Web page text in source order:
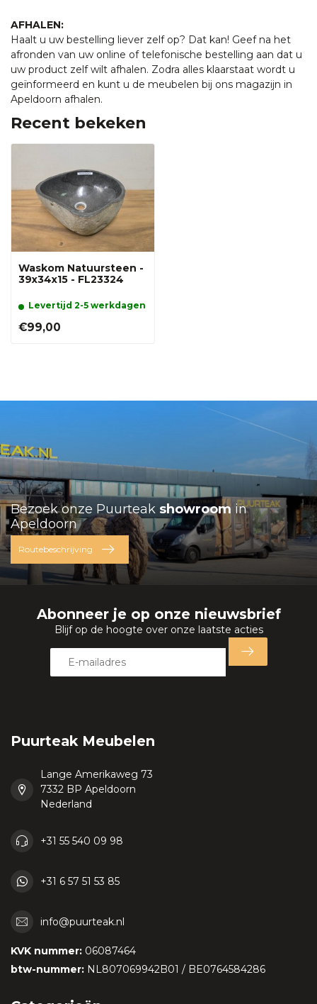
AFHALEN:
Haalt u uw bestelling liever zelf op? Dat kan! Geef na het
afronden van uw online of telefonische bestelling aan dat u
uw product zelf wilt afhalen. Zodra alles klaarstaat wordt u
geïnformeerd en kunt u de meubelen bij ons magazijn in
Apeldoorn afhalen.
Recent bekeken
Waskom Natuursteen -
39x34x15 - FL23324
Levertijd 2-5 werkdagen
€99,00
Bezoek onze Puurteak showroom in
Apeldoorn
Routebeschrijving
Abonneer je op onze nieuwsbrief
Blijf op de hoogte over onze laatste acties
Puurteak Meubelen
Lange Amerikaweg 73
7332 BP Apeldoorn
Nederland
+31 55 540 09 98
+31 6 57 51 53 85
info@puurteak.nl
KVK nummer: 06087464
btw-nummer: NL807069942B01 / BE0764584286